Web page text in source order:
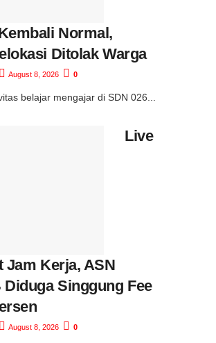
Normal,
Ditolak Warga
August 8, 2026 0
belajar mengajar di SDN 026...
Live
Jam Kerja, ASN
Singgung Fee
August 8, 2026 0